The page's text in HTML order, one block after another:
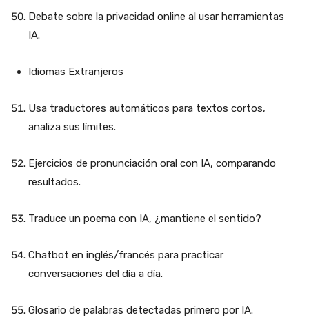
Debate sobre la privacidad online al usar herramientas
IA.
Idiomas Extranjeros
Usa traductores automáticos para textos cortos,
analiza sus límites.
Ejercicios de pronunciación oral con IA, comparando
resultados.
Traduce un poema con IA, ¿mantiene el sentido?
Chatbot en inglés/francés para practicar
conversaciones del día a día.
Glosario de palabras detectadas primero por IA.